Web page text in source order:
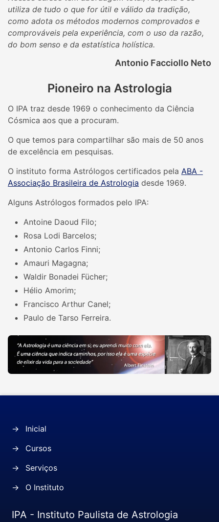
utiliza de tudo o que for útil e válido da tradição,
como adota os métodos modernos comprovados e
comprováveis pela experiência, com o uso da razão,
do bom senso e da estatística holística.
Antonio Facciollo Neto
Pioneiro na Astrologia
O IPA traz desde 1969 o conhecimento da Ciência
Cósmica aos que a procuram.
O que temos para compartilhar são mais de 50 anos
de excelência em pesquisas.
O instituto forma Astrólogos certificados pela ABA -
Associação Brasileira de Astrologia desde 1969.
Alguns Astrólogos formados pelo IPA:
Antoine Daoud Filo;
Rosa Lodi Barcelos;
Antonio Carlos Finni;
Amauri Magagna;
Waldir Bonadei Fücher;
Hélio Amorim;
Francisco Arthur Canel;
Paulo de Tarso Ferreira.
→
Inicial
→
Cursos
→
Serviços
→
O Instituto
IPA - Instituto Paulista de Astrologia